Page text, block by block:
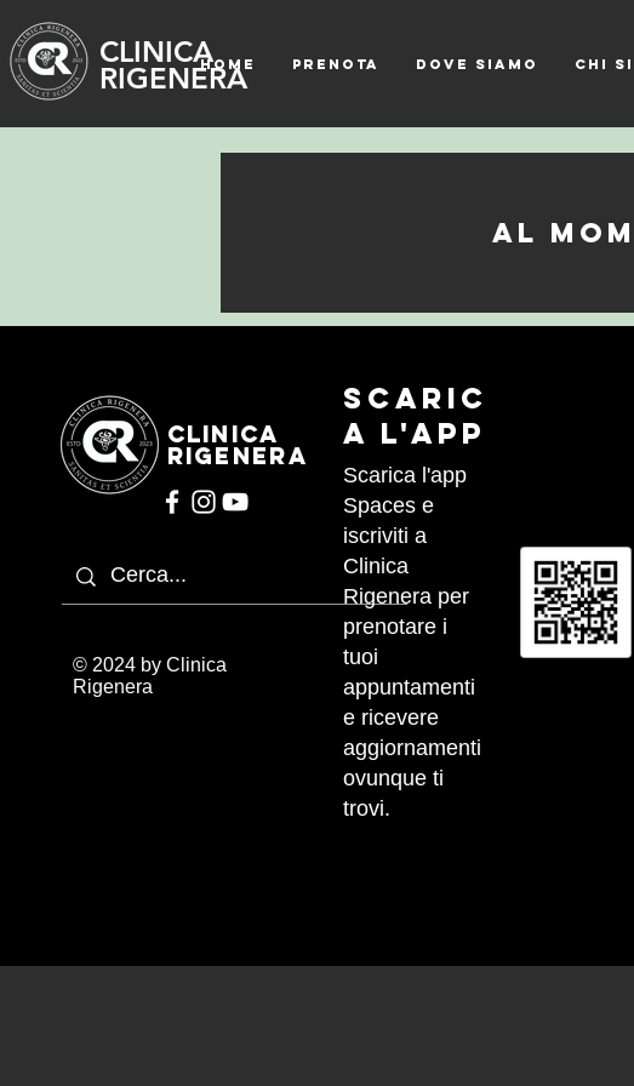
CLINICA
RIGENERA
HOME PRENOTA DOVE SIAMO CHI
Al
CLINICA
RIGENERA
© 2024 by Clinica
Rigenera
Scaric
a l'APP
Scarica l'app
Spaces e
iscriviti a
Clinica
Rigenera per
prenotare i
tuoi
appuntamenti
e ricevere
aggiornamenti
ovunque ti
trovi.